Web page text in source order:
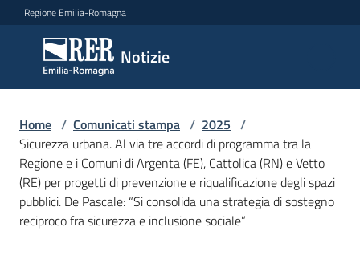
Vai al contenuto
Vai alla navigazione
Vai al footer
Regione Emilia-Romagna
Notizie
Notizie
Comunicati
stampa
Menu selezionato
Cerca
un
comunicato
Home / Comunicati stampa / 2025 /
Sicurezza urbana. Al via tre accordi di programma tra la
Regione e i Comuni di Argenta (FE), Cattolica (RN) e Vetto
(RE) per progetti di prevenzione e riqualificazione degli spazi
pubblici. De Pascale: “Si consolida una strategia di sostegno
reciproco fra sicurezza e inclusione sociale”